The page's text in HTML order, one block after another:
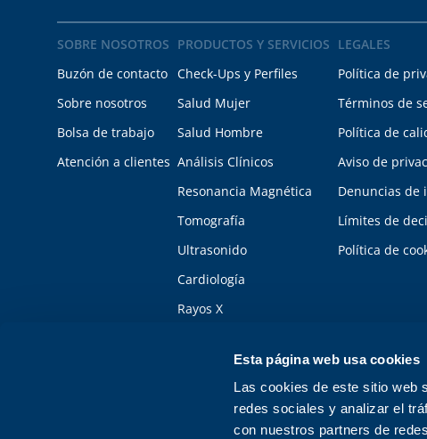
Esta página web usa cookies
Las cookies de este sitio web
redes sociales y analizar el
con nuestros partners de
SOBRE NOSOTROS
Buzón de contacto
Sobre nosotros
Bolsa de trabajo
Atención a clientes
PRODUCTOS Y SERVICIOS
Check-Ups y Perfiles
Salud Mujer
Salud Hombre
Análisis Clínicos
Resonancia Magnética
Tomografía
Ultrasonido
Cardiología
Rayos X
LEGALES
Política de
Términos de
Política de
Aviso de
Denuncias de
Límites de
Política de
Responsable sanitario: Miriam Cecilia Canche Valle, Número de cédula